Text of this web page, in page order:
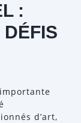
:
d’art,